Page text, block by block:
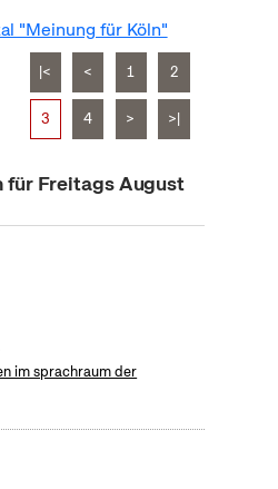
"Meinung für Köln"
|< < 1 2
3 4 > >|
für Freitags August
im sprachraum der